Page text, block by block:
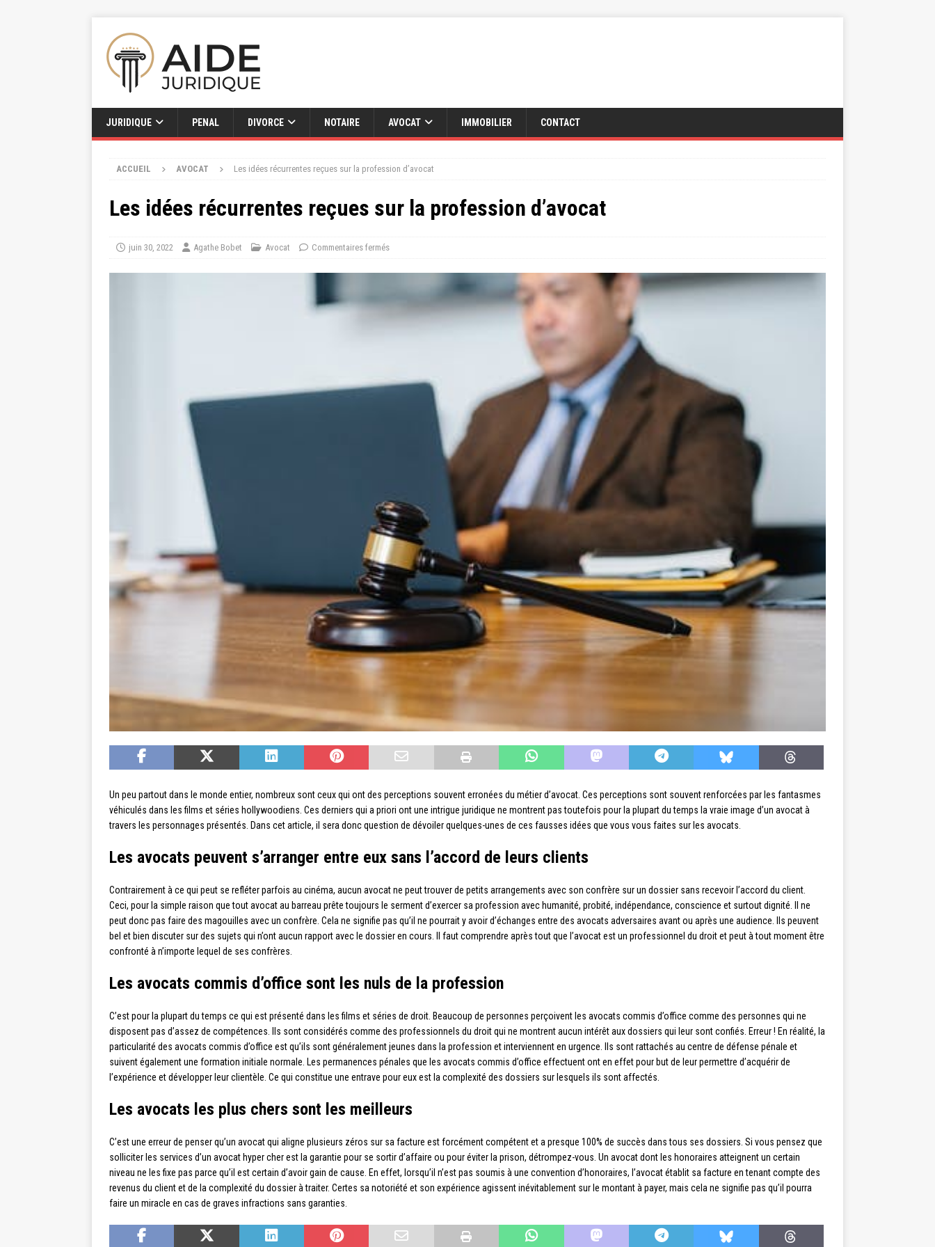
JURIDIQUE PENAL DIVORCE NOTAIRE AVOCAT IMMOBILIER CONTACT
ACCUEIL AVOCAT Les idées récurrentes reçues sur la profession d’avocat
Les idées récurrentes reçues sur la profession d’avocat
juin 30, 2022 Agathe Bobet Avocat Commentaires fermés
Un peu partout dans le monde entier, nombreux sont ceux qui ont des perceptions souvent erronées du métier d’avocat. Ces perceptions sont souvent renforcées par les fantasmes
véhiculés dans les films et séries hollywoodiens. Ces derniers qui a priori ont une intrigue juridique ne montrent pas toutefois pour la plupart du temps la vraie image d’un avocat à
travers les personnages présentés. Dans cet article, il sera donc question de dévoiler quelques-unes de ces fausses idées que vous vous faites sur les avocats.
Les avocats peuvent s’arranger entre eux sans l’accord de leurs clients
Contrairement à ce qui peut se refléter parfois au cinéma, aucun avocat ne peut trouver de petits arrangements avec son confrère sur un dossier sans recevoir l’accord du client.
Ceci, pour la simple raison que tout avocat au barreau prête toujours le serment d’exercer sa profession avec humanité, probité, indépendance, conscience et surtout dignité. Il ne
peut donc pas faire des magouilles avec un confrère. Cela ne signifie pas qu’il ne pourrait y avoir d’échanges entre des avocats adversaires avant ou après une audience. Ils peuvent
bel et bien discuter sur des sujets qui n’ont aucun rapport avec le dossier en cours. Il faut comprendre après tout que l’avocat est un professionnel du droit et peut à tout moment être
confronté à n’importe lequel de ses confrères.
Les avocats commis d’office sont les nuls de la profession
C’est pour la plupart du temps ce qui est présenté dans les films et séries de droit. Beaucoup de personnes perçoivent les avocats commis d’office comme des personnes qui ne
disposent pas d’assez de compétences. Ils sont considérés comme des professionnels du droit qui ne montrent aucun intérêt aux dossiers qui leur sont confiés. Erreur ! En réalité, la
particularité des avocats commis d’office est qu’ils sont généralement jeunes dans la profession et interviennent en urgence. Ils sont rattachés au centre de défense pénale et
suivent également une formation initiale normale. Les permanences pénales que les avocats commis d’office effectuent ont en effet pour but de leur permettre d’acquérir de
l’expérience et développer leur clientèle. Ce qui constitue une entrave pour eux est la complexité des dossiers sur lesquels ils sont affectés.
Les avocats les plus chers sont les meilleurs
C’est une erreur de penser qu’un avocat qui aligne plusieurs zéros sur sa facture est forcément compétent et a presque 100% de succès dans tous ses dossiers. Si vous pensez que
solliciter les services d’un avocat hyper cher est la garantie pour se sortir d’affaire ou pour éviter la prison, détrompez-vous. Un avocat dont les honoraires atteignent un certain
niveau ne les fixe pas parce qu’il est certain d’avoir gain de cause. En effet, lorsqu’il n’est pas soumis à une convention d’honoraires, l’avocat établit sa facture en tenant compte des
revenus du client et de la complexité du dossier à traiter. Certes sa notoriété et son expérience agissent inévitablement sur le montant à payer, mais cela ne signifie pas qu’il pourra
faire un miracle en cas de graves infractions sans garanties.